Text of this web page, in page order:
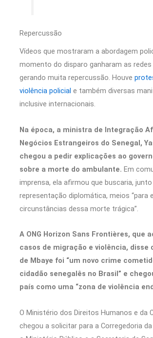
Repercussão
Vídeos que mostraram a abordagem
momento do disparo ganharam as redes
gerando muita repercussão. Houve
violência policial e também diversas
inclusive internacionais.
Na época, a ministra de Integração
Negócios Estrangeiros do Senegal,
chegou a pedir explicações ao
sobre a morte do ambulante. Em
imprensa, ela afirmou que buscaria,
representação diplomática, meios “para
circunstâncias dessa morte trágica”.
A ONG Horizon Sans Frontières, que
casos de migração e violência, disse
de Mbaye foi “um novo crime
cidadão senegalês no Brasil” e
país como uma “zona de violência
O Ministério dos Direitos Humanos e da
chegou a solicitar para a Corregedoria